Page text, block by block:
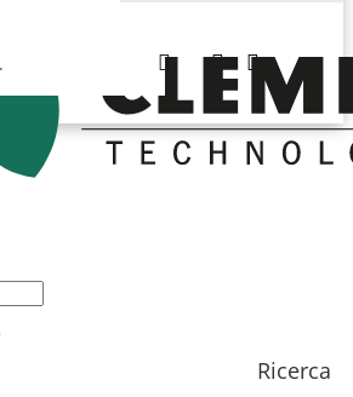
Ricerca